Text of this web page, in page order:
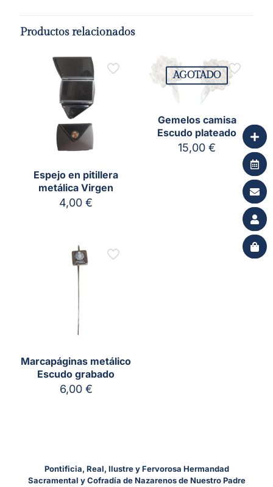
Productos relacionados
Espejo en pitillera
metálica Virgen
4,00€
AGOTADO
Gemelos camisa
Escudo plateado
15,00€
Marcapáginas metálico
Escudo grabado
6,00 €
Pontificia, Real, Ilustre y Fervorosa Hermandad
Sacramental y Cofradía de Nazarenos de Nuestro Padre